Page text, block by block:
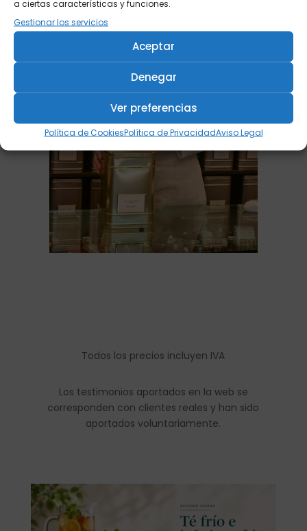
a ciertas características y funciones.
Gestionar los servicios
Aceptar
Denegar
Ver preferencias
Política de CookiesPolítica de PrivacidadAviso Legal
Todos los precios incluyen IVA
Los testimonios aportados en la web se
corresponden con clientes reales y han sido
aportados voluntariamente.